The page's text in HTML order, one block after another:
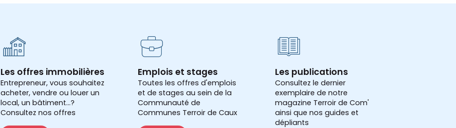
Les offres immobilières
Entrepreneur, vous souhaitez
acheter, vendre ou louer un
local, un bâtiment...?
Consultez nos offres
Emplois et stages
Toutes les offres d'emplois
et de stages au sein de la
Communauté de
Communes Terroir de Caux
Les publications
Consultez le dernier
exemplaire de notre
magazine Terroir de Com'
ainsi que nos guides et
dépliants